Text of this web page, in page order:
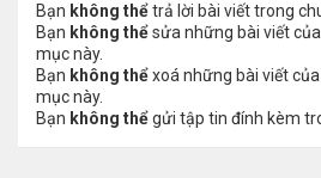
Bạn không thểtrả lời bài viết trong
Bạn không thểsửa những bài viết
mục này.
Bạn không thểxoá những bài viết
mục này.
Bạn không thểgửi tập tin đính kèm